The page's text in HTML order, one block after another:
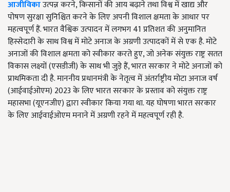
आजीविकाउत्पन्न करने, किसानों की आय बढ़ाने तथा विश्व में खाद्य और
पोषण सुरक्षा सुनिश्चित करने के लिए अपनी विशाल क्षमता के आधार पर
महत्वपूर्ण हैं. भारत वैश्विक उत्पादन में लगभग 41 प्रतिशत की अनुमानित
हिस्सेदारी के साथ विश्व में मोटे अनाज के अग्रणी उत्पादकों में से एक है. मोटे
अनाजों की विशाल क्षमता को स्वीकार करते हुए, जो अनेक संयुक्त राष्ट्र सतत
विकास लक्ष्यों (एसडीजी) के साथ भी जुड़े हैं, भारत सरकार ने मोटे अनाजों को
प्राथमिकता दी है. माननीय प्रधानमंत्री के नेतृत्व में अंतर्राष्ट्रीय मोटा अनाज वर्ष
(आईवाईओएम) 2023 के लिए भारत सरकार के प्रस्ताव को संयुक्त राष्ट्र
महासभा (यूएनजीए) द्वारा स्वीकार किया गया था. यह घोषणा भारत सरकार
के लिए आईवाईओएम मनाने में अग्रणी रहने में महत्वपूर्ण रही है.